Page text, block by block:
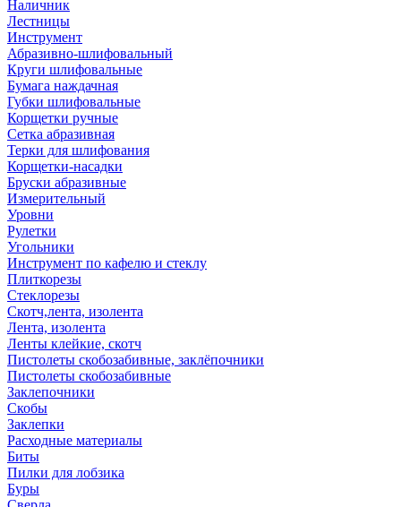
Наличник
Лестницы
Инструмент
Абразивно-шлифовальный
Круги шлифовальные
Бумага наждачная
Губки шлифовальные
Корщетки ручные
Сетка абразивная
Терки для шлифования
Корщетки-насадки
Бруски абразивные
Измерительный
Уровни
Рулетки
Угольники
Инструмент по кафелю и стеклу
Плиткорезы
Стеклорезы
Скотч,лента, изолента
Лента, изолента
Ленты клейкие, скотч
Пистолеты скобозабивные, заклёпочники
Пистолеты скобозабивные
Заклепочники
Скобы
Заклепки
Расходные материалы
Биты
Пилки для лобзика
Буры